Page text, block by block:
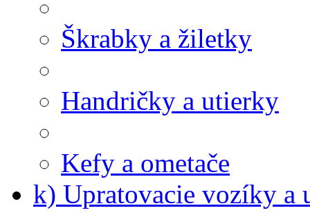
Škrabky a žiletky
Handričky a utierky
Kefy a ometače
k) Upratovacie vozíky a